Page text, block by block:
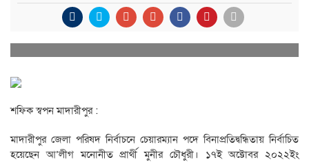
শফিক স্বপন মাদারীপুর :
মাদারীপুর জেলা পরিষদ নির্বাচনে চেয়ারম্যান পদে বিনাপ্রতিদ্বন্ধিতায় নির্বাচিত
হয়েছেন আ’লীগ মনোনীত প্রার্থী মুনীর চৌধুরী। ১৭ই অক্টোবর ২০২২ইং